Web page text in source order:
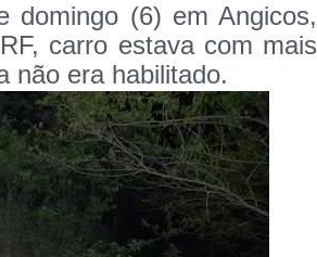
domingo (6) em Angicos,
carro estava com mais
não era habilitado.